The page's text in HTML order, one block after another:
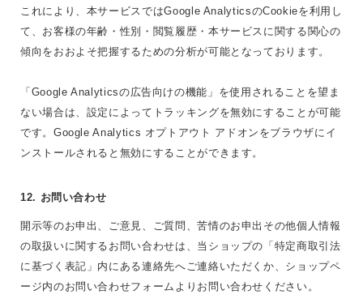
これにより、本サービスではGoogle AnalyticsのCookieを利用し
て、お客様の年齢・性別・閲覧履歴・本サービスに関する関心の
傾向をおおよそ把握するための分析が可能となっております。
「Google Analyticsの広告向けの機能」を使用されることを望ま
ない場合は、設定によってトラッキングを無効にすることが可能
です。Google Analytics オプトアウト アドオンをブラウザにイ
ンストールされると無効にすることができます。
12. お問い合わせ
開示等のお申出、ご意見、ご質問、苦情のお申出その他個人情報
の取扱いに関するお問い合わせは、当ショップの「特定商取引法
に基づく表記」内にある連絡先へご連絡いただくか、ショップペ
ージ内のお問い合わせフォームよりお問い合わせください。